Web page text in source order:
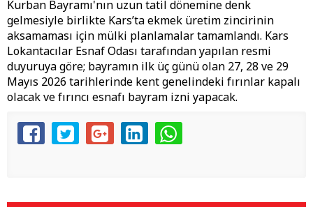
Kurban Bayramı'nın uzun tatil dönemine denk
gelmesiyle birlikte Kars’ta ekmek üretim zincirinin
aksamaması için mülki planlamalar tamamlandı. Kars
Lokantacılar Esnaf Odası tarafından yapılan resmi
duyuruya göre; bayramın ilk üç günü olan 27, 28 ve 29
Mayıs 2026 tarihlerinde kent genelindeki fırınlar kapalı
olacak ve fırıncı esnafı bayram izni yapacak.